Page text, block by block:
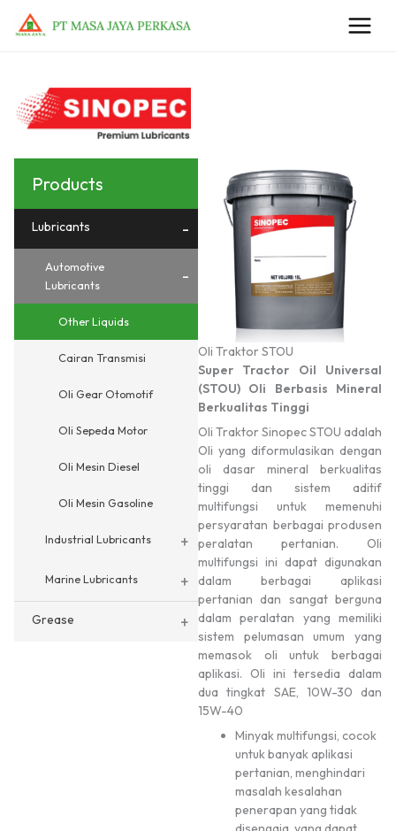
Products
Lubricants -
Automotive
Lubricants
-
Other Liquids
Cairan Transmisi
Oli Gear Otomotif
Oli Sepeda Motor
Oli Mesin Diesel
Oli Mesin Gasoline
Industrial Lubricants +
Marine Lubricants +
Grease +
Oli Traktor STOU
Super Tractor Oil Universal
(STOU) Oli Berbasis Mineral
Berkualitas Tinggi
Oli Traktor Sinopec STOU adalah
Oli yang diformulasikan dengan
oli dasar mineral berkualitas
tinggi dan sistem aditif
multifungsi untuk memenuhi
persyaratan berbagai produsen
peralatan pertanian. Oli
multifungsi ini dapat digunakan
dalam berbagai aplikasi
pertanian dan sangat berguna
dalam peralatan yang memiliki
sistem pelumasan umum yang
memasok oli untuk berbagai
aplikasi. Oli ini tersedia dalam
dua tingkat SAE, 10W-30 dan
15W-40
Minyak multifungsi, cocok
untuk banyak aplikasi
pertanian, menghindari
masalah kesalahan
penerapan yang tidak